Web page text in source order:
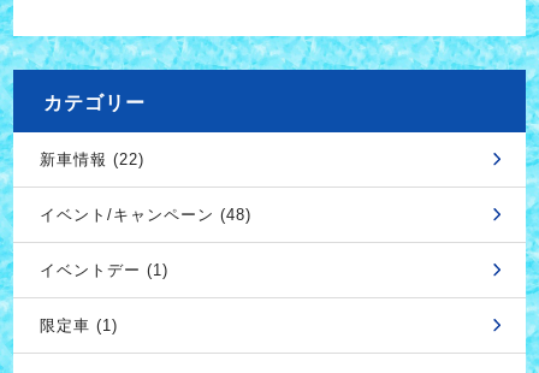
カテゴリー
新車情報 (22)
イベント/キャンペーン (48)
イベントデー (1)
限定車 (1)